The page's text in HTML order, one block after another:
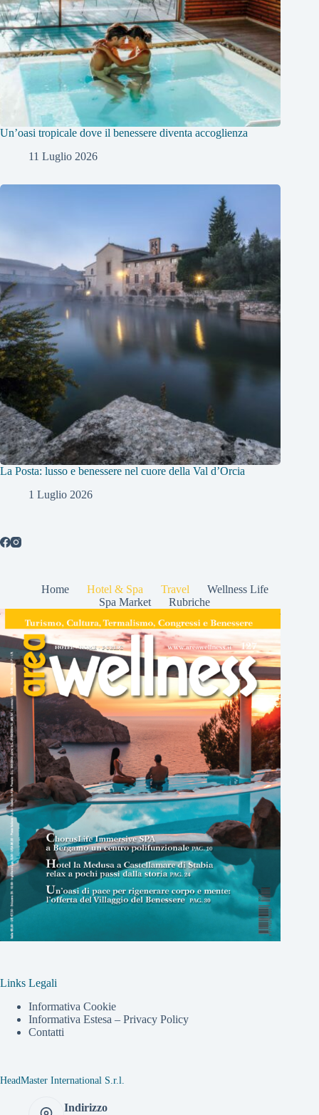
Un’oasi tropicale dove il benessere diventa accoglienza
11 Luglio 2026
La Posta: lusso e benessere nel cuore della Val d’Orcia
1 Luglio 2026
Home Hotel & Spa Travel
Wellness Life
Spa Market
Rubriche
Links Legali
Informativa Cookie
Informativa Estesa – Privacy Policy
Contatti
HeadMaster International S.r.l.
Indirizzo